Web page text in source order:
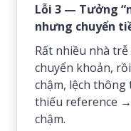
Lỗi 3 — Tưởng
nhưng chuyển
Rất nhiều nhà trễ
chuyển khoản,
chậm, lệch
thiếu reference
chậm.